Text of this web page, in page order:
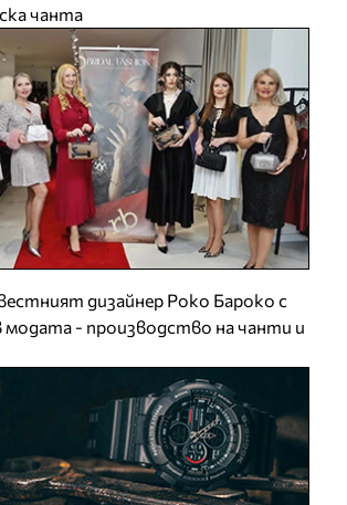
чанта
дизайнер Роко Бароко с
модата - производство на чанти и